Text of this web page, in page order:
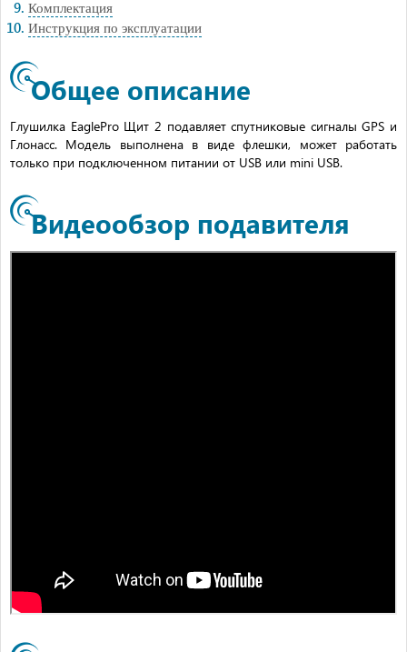
Комплектация
Инструкция по эксплуатации
Общее описание
Глушилка EaglePro Щит 2 подавляет спутниковые сигналы GPS и
Глонасс. Модель выполнена в виде флешки, может работать
только при подключенном питании от USB или mini USB.
Видеообзор подавителя